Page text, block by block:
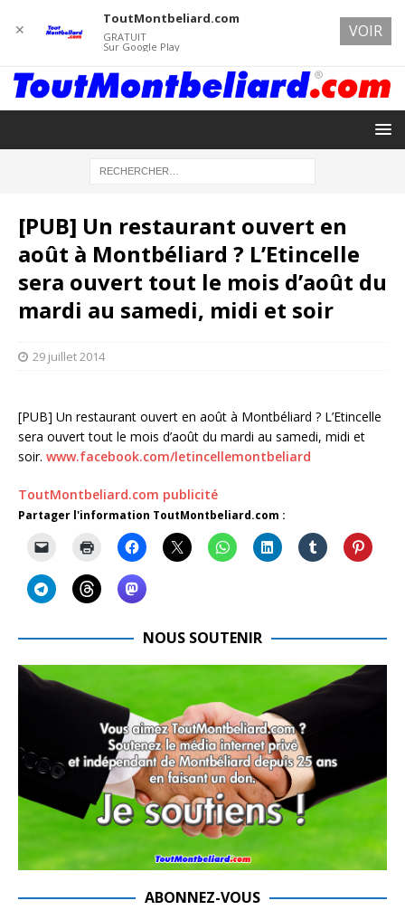
[PUB] Un restaurant ouvert en
août à Montbéliard ? L’Etincelle
sera ouvert tout le mois d’août du
mardi au samedi, midi et soir
29 juillet 2014
[PUB] Un restaurant ouvert en août à Montbéliard ? L’Etincelle
sera ouvert tout le mois d’août du mardi au samedi, midi et
soir. www.facebook.com/letincellemontbeliard
ToutMontbeliard.com publicité
Partager l'information ToutMontbeliard.com :
NOUS SOUTENIR
ABONNEZ-VOUS
✕
ToutMontbeliard.com
GRATUIT
Sur Google Play
VOIR